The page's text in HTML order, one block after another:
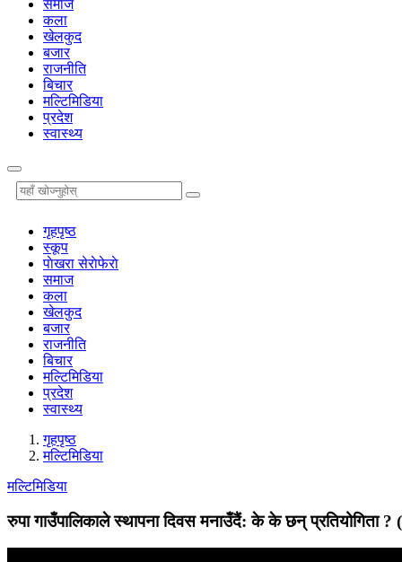
समाज
कला
खेलकुद
बजार
राजनीति
बिचार
मल्टिमिडिया
प्रदेश
स्वास्थ्य
गृहपृष्‍ठ
स्कूप
पाेखरा सेराेफेराे
समाज
कला
खेलकुद
बजार
राजनीति
बिचार
मल्टिमिडिया
प्रदेश
स्वास्थ्य
गृहपृष्‍ठ
मल्टिमिडिया
मल्टिमिडिया
रुपा गाउँपालिकाले स्थापना दिवस मनाउँदैं: के के छन् प्रतियोगिता ?